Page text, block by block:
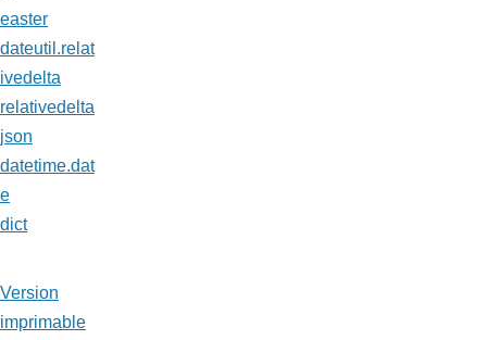
easter
dateutil.relat
ivedelta
relativedelta
json
datetime.dat
e
dict
Version
imprimable